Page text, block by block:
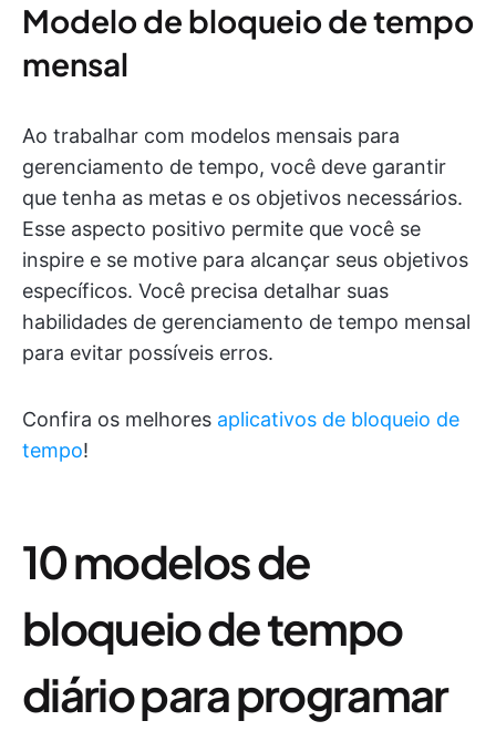
Modelo de bloqueio de tempo
mensal
Ao trabalhar com modelos mensais para
gerenciamento de tempo, você deve garantir
que tenha as metas e os objetivos necessários.
Esse aspecto positivo permite que você se
inspire e se motive para alcançar seus objetivos
específicos. Você precisa detalhar suas
habilidades de gerenciamento de tempo mensal
para evitar possíveis erros.
Confira os melhores aplicativos de bloqueio de
tempo!
10 modelos de
bloqueio de tempo
diário para programar